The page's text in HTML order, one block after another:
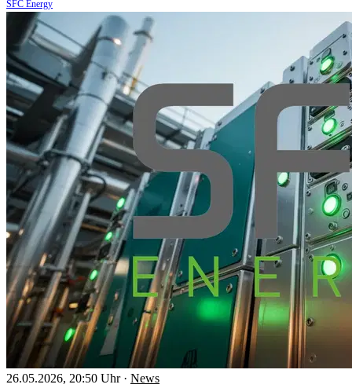
SFC Energy
26.05.2026, 20:50 Uhr · News